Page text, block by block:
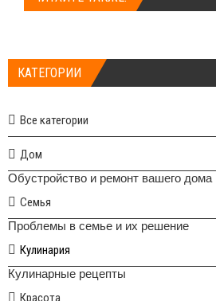
КАТЕГОРИИ
Все категории
Дом
Обустройство и ремонт вашего дома
Семья
Проблемы в семье и их решение
Кулинария
Кулинарные рецепты
Красота